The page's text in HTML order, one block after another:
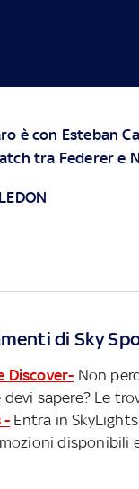
è con Esteban
tra Federer e
di Sky
Discover- Non
sapere? Le
- Entra in
disponibili